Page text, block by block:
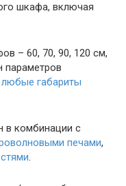
шкафа, включая
– 60, 70, 90, 120 см,
параметров
любые габариты
в комбинации с
печами,
.